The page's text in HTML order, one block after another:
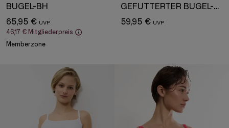
BÜGEL-BH
65,95 €
46,17 € Mitgliederpreis
Memberzone
GEFÜTTERTER BÜGEL-BH
59,95 €